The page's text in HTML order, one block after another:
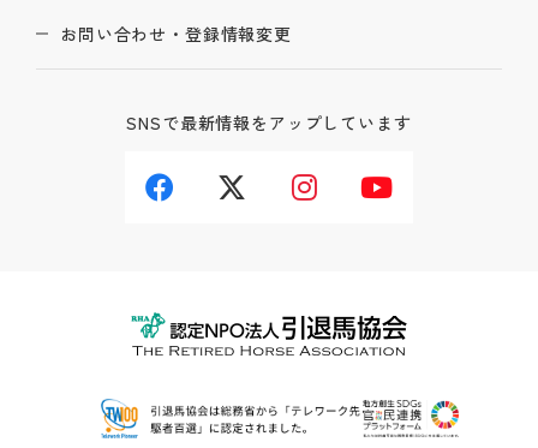
お問い合わせ・登録情報変更
SNSで最新情報をアップしています